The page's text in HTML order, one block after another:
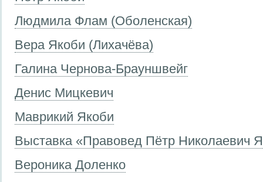
Людмила Флам (Оболенская)
Вера Якоби (Лихачёва)
Галина Чернова-Брауншвейг
Денис Mицкевич
Маврикий Якоби
Выставка «Правовед Пётр Николаевич
Вероника Доленко